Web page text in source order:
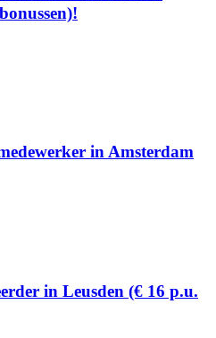
in Amsterdam
in Leusden (€ 16 p.u.